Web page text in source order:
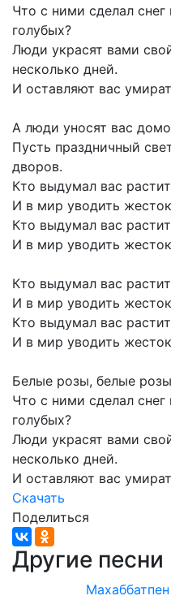
Что с ними сделал снег
голубых?
Люди украсят вами
несколько дней.
И оставляют вас
А люди уносят вас
Пусть праздничный
дворов.
Кто выдумал вас
И в мир уводить
Кто выдумал вас
И в мир уводить
Кто выдумал вас
И в мир уводить
Кто выдумал вас
И в мир уводить
Белые розы, белые розы
Что с ними сделал снег
голубых?
Люди украсят вами
несколько дней.
И оставляют вас
Скачать
Поделиться
Другие песни